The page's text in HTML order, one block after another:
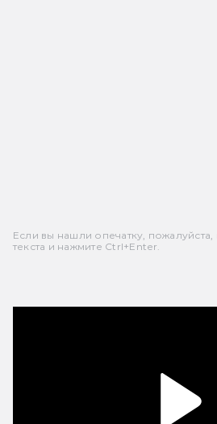
Если вы нашли опечатку,
текста и нажмите Ctrl+Enter.